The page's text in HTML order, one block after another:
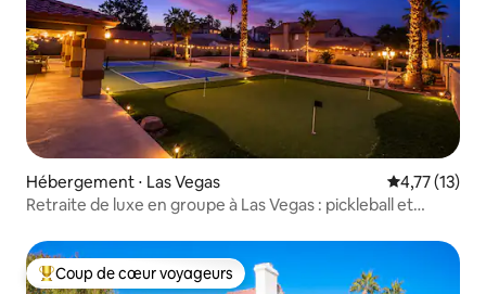
Hébergement ⋅ Las Vegas Évaluation
4,77 (13)
Retraite de luxe en groupe à Las Vegas : pickleball et
Coups de cœur voyageurs les plus appréciés
Coup de cœur voyageurs